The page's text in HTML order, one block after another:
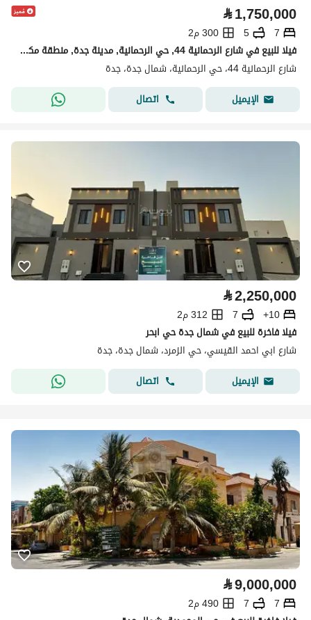
⃁1,750,000
7
5
300 م2
فيلا للبيع في شارع الرحمانية 44, حي الرحمانية, مدينة جدة, منطقة مكة المكرمة
شارع الرحمانية 44، حي الرحمانية، شمال جدة، جدة
الإيميل
اتصال
⃁2,250,000
10+
7
312 م2
فيلا فاخرة للبيع في شمال جدة حي ابحر
شارع ابي احمد القيسي، حي الزمرد، شمال جدة، جدة
الإيميل
اتصال
⃁9,000,000
7
7
490 م2